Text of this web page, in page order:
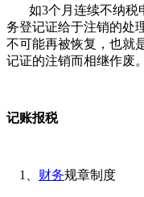
如3个月连续不纳税
务登记证给于注销的处
不可能再被恢复，也就
记证的注销而相继作废。
记账报税
1、 财务规章制度